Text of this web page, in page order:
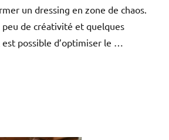
un dressing en zone de chaos.
peu de créativité et quelques
possible d’optimiser le …